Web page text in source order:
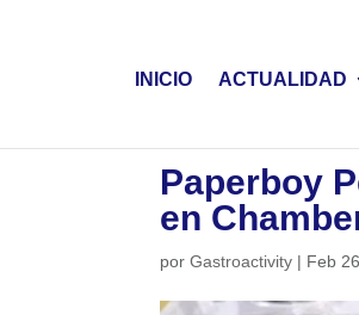
INICIO ACTUALIDAD
Paperboy
en
porGastroactivity | Feb